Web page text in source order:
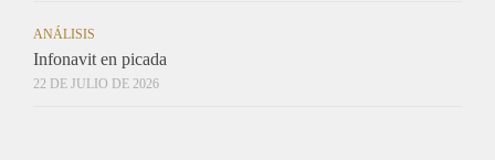
ANÁLISIS
Infonavit en picada
22 DE JULIO DE 2026